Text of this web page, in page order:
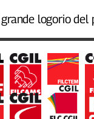
logorio del